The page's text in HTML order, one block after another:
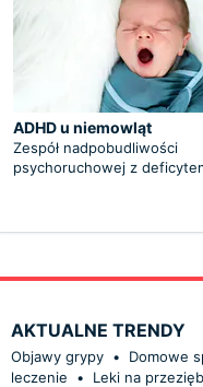
ADHD u niemowląt
Zespół nadpobudliwości
psychoruchowej z
AKTUALNE TRENDY
Objawy grypy • Domowe
leczenie
• Leki na